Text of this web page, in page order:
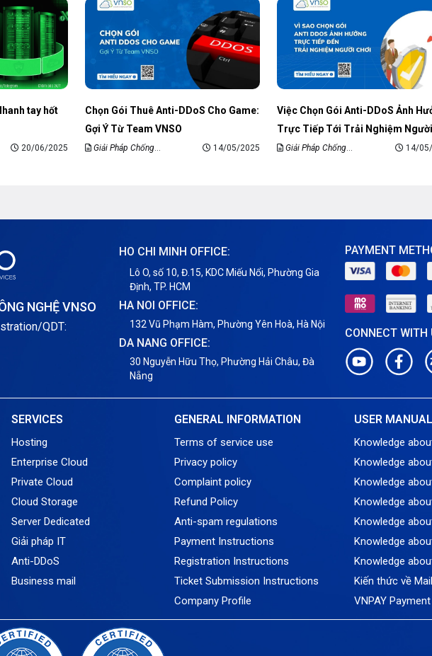
tay hốt
20/06/2025
Chọn Gói Thuê Anti-DDoS Cho Game:
Gợi Ý Từ Team VNSO
Giải Pháp Chống
14/05/2025
Việc Chọn Gói Anti-DDoS Ảnh
Trực Tiếp Tới Trải Nghiệm
Chơi
Giải Pháp Chống
14/
NGHỆ VNSO
QDT:
HO CHI MINH OFFICE:
Lô O, số 10, Đ.15, KDC Miếu Nổi, Phường Gia
Định, TP. HCM
HA NOI OFFICE:
132 Vũ Phạm Hàm, Phường Yên Hoà, Hà Nội
DA NANG OFFICE:
30 Nguyễn Hữu Thọ, Phường Hải Châu, Đà
Nẵng
PAYMENT
CONNECT WITH
SERVICES
Hosting
Enterprise Cloud
Private Cloud
Cloud Storage
Server Dedicated
Giải pháp IT
Anti-DDoS
Business mail
GENERAL INFORMATION
Terms of service use
Privacy policy
Complaint policy
Refund Policy
Anti-spam regulations
Payment Instructions
Registration Instructions
Ticket Submission Instructions
Company Profile
USER MANUAL
Knowledge
Knowledge
Knowledge
Knowledge
Knowledge
Knowledge
Knowledge
Kiến thức về
VNPAY